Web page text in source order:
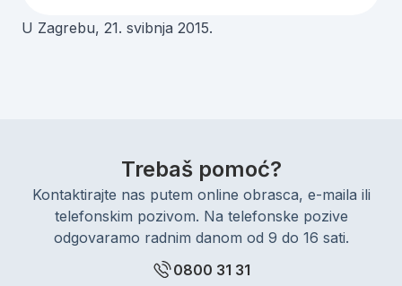
U Zagrebu, 21. svibnja 2015.
Trebaš pomoć?
Kontaktirajte nas putem online obrasca, e-maila ili
telefonskim pozivom. Na telefonske pozive
odgovaramo radnim danom od 9 do 16 sati.
0800 31 31